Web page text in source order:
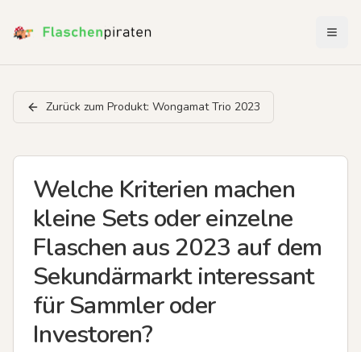
Zurück zum Produkt: Wongamat Trio 2023
Welche Kriterien machen
kleine Sets oder einzelne
Flaschen aus 2023 auf dem
Sekundärmarkt interessant
für Sammler oder
Investoren?